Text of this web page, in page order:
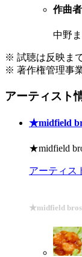
作曲者
中野
※ 試聴は反映ま
※ 著作権管理事
アーティスト
★midfield
★midfield
アーティス
★midfield